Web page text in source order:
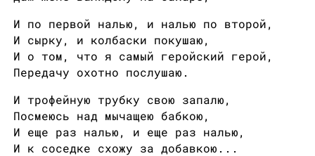
И по первой налью, и налью по второй,
И сырку, и колбаски покушаю,
И о том, что я самый геройский герой,
Передачу охотно послушаю.
И трофейную трубку свою запалю,
Посмеюсь над мычащею бабкою,
И еще раз налью, и еще раз налью,
И к соседке схожу за добавкою...